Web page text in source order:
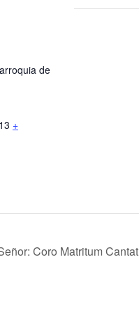
de
+
Coro Matritum Cantat